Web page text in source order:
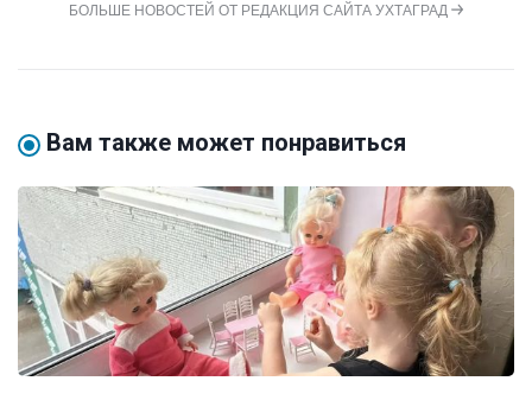
БОЛЬШЕ НОВОСТЕЙ ОТ РЕДАКЦИЯ САЙТА УХТАГРАД
Вам также может понравиться